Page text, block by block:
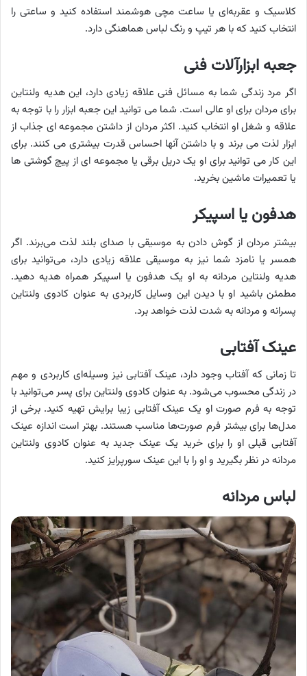
کلاسیک و عقربه‌ای یا ساعت مچی هوشمند استفاده کنید و ساعتی را
انتخاب کنید که با هر تیپ و رنگ لباس هماهنگی دارد.
جعبه ابزارآلات فنی
اگر مرد زندگی شما به مسائل فنی علاقه زیادی دارد، این هدیه ولنتاین
برای مردان برای او عالی است. شما می توانید این جعبه ابزار را با توجه به
علاقه و شغل او انتخاب کنید. اکثر مردان از داشتن مجموعه ای جذاب از
ابزار لذت می برند و با داشتن آنها احساس قدرت بیشتری می کنند. برای
این کار می توانید برای او یک دریل برقی یا مجموعه ای از پیچ گوشتی ها
یا تعمیرات ماشین بخرید.
هدفون یا اسپیکر
بیشتر مردان از گوش دادن به موسیقی با صدای بلند لذت می‌برند. اگر
همسر یا نامزد شما نیز به موسیقی علاقه زیادی دارد، می‌توانید برای
هدیه ولنتاین مردانه به او یک هدفون یا اسپیکر همراه هدیه دهید.
مطمئن باشید او با دیدن این وسایل کاربردی به عنوان کادوی ولنتاین
پسرانه و مردانه به شدت لذت خواهد برد.
عینک آفتابی
تا زمانی که آفتاب وجود دارد، عینک آفتابی نیز وسیله‌ای کاربردی و مهم
در زندگی محسوب می‌شود. به عنوان کادوی ولنتاین برای پسر می‌توانید با
توجه به فرم صورت او یک عینک آفتابی زیبا برایش تهیه کنید. برخی از
مدل‌ها برای بیشتر فرم صورت‌ها مناسب هستند. بهتر است اندازه عینک
آفتابی قبلی او را برای خرید یک عینک جدید به عنوان کادوی ولنتاین
مردانه در نظر بگیرید و او را با این عینک سورپرایز کنید.
لباس مردانه